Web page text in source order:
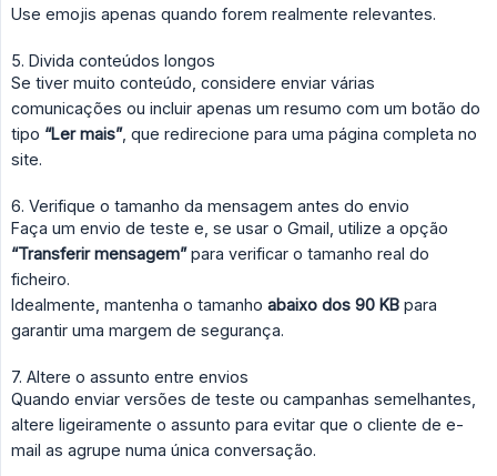
Use emojis apenas quando forem realmente relevantes.
5. Divida conteúdos longos
Se tiver muito conteúdo, considere enviar várias
comunicações ou incluir apenas um resumo com um botão do
tipo “Ler mais”, que redirecione para uma página completa no
site.
6. Verifique o tamanho da mensagem antes do envio
Faça um envio de teste e, se usar o Gmail, utilize a opção
“Transferir mensagem”para verificar o tamanho real do
ficheiro.
Idealmente, mantenha o tamanho abaixo dos 90 KB para
garantir uma margem de segurança.
7. Altere o assunto entre envios
Quando enviar versões de teste ou campanhas semelhantes,
altere ligeiramente o assunto para evitar que o cliente de e-
mail as agrupe numa única conversação.